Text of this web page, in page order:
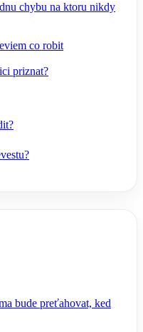
chybu na ktoru nikdy
co robit
priznat?
bude preťahovat, ked